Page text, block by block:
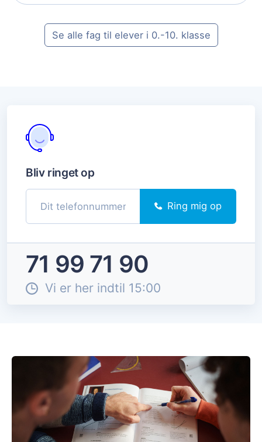
Se alle fag til elever i 0.-10. klasse
Bliv ringet op
Ring mig op
71 99 71 90
Vi er her indtil 15:00